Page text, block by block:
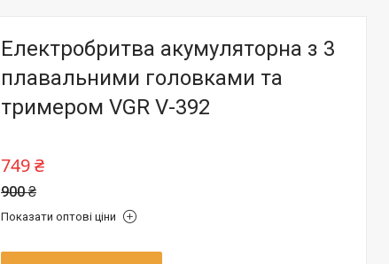
Електробритва акумуляторна з 3
плавальними головками та
тримером VGR V-392
900 ₴
749 ₴
Показати оптові ціни